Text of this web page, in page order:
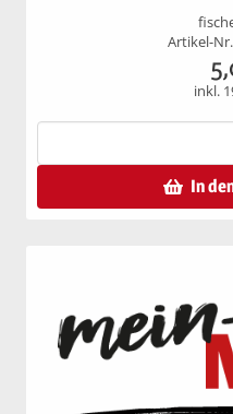
Artikel-
inkl.
In